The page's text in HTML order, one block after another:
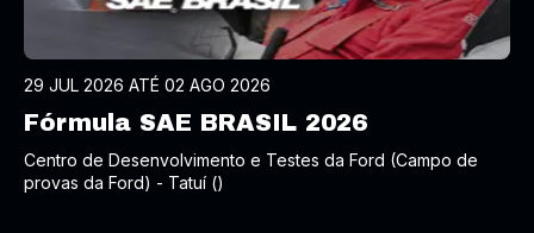
29 JUL 2026 ATÉ 02 AGO 2026
Fórmula SAE BRASIL 2026
Centro de Desenvolvimento e Testes da Ford (Campo de
provas da Ford) - Tatuí ()